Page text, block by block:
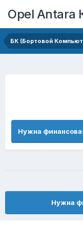
Opel Antara
БК (Бортовой
Нужна
Нужна